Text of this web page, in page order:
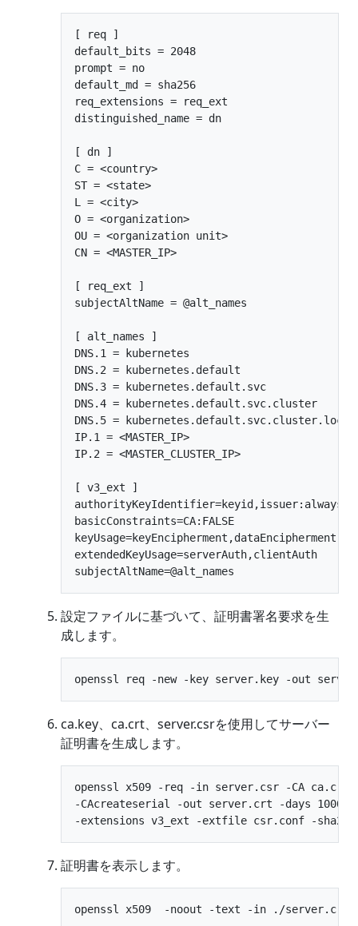
[ req ]
default_bits = 2048
prompt = no
default_md = sha256
req_extensions = req_ext
distinguished_name = dn
[ dn ]
C = <country>
ST = <state>
L = <city>
O = <organization>
OU = <organization unit>
CN = <MASTER_IP>
[ req_ext ]
subjectAltName = @alt_names
[ alt_names ]
DNS.1 = kubernetes
DNS.2 = kubernetes.default
DNS.3 = kubernetes.default.svc
DNS.4 = kubernetes.default.svc.cluster
DNS.5 = kubernetes.default.svc.cluster.local
IP.1 = <MASTER_IP>
IP.2 = <MASTER_CLUSTER_IP>
[ v3_ext ]
authorityKeyIdentifier=keyid,issuer:always
basicConstraints=CA:FALSE
keyUsage=keyEncipherment,dataEncipherment
extendedKeyUsage=serverAuth,clientAuth
設定ファイルに基づいて、証明書署名要求を生
成します。
ca.key、ca.crt、server.csrを使用してサーバー
証明書を生成します。
openssl x509 -req -in server.csr -CA ca.crt
-CAcreateserial -out server.crt -days 10000
証明書を表示します。